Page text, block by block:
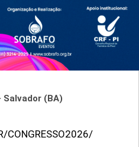
Salvador (BA)
CONGRESSO2026/